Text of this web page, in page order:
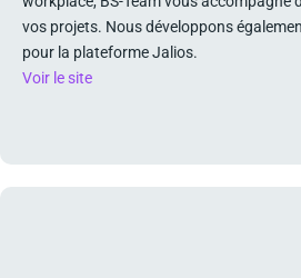
vos projets. Nous développons
pour la plateforme Jalios.
Voir le site